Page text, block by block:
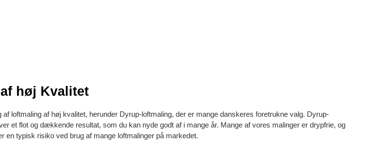
høj Kvalitet
af loftmaling af høj kvalitet, herunder Dyrup-loftmaling, der er mange danskeres foretrukne valg. Dyrup-
et flot og dækkende resultat, som du kan nyde godt af i mange år. Mange af vores malinger er drypfrie, og
en typisk risiko ved brug af mange loftmalinger på markedet.